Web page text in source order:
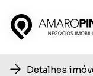
Detalhes